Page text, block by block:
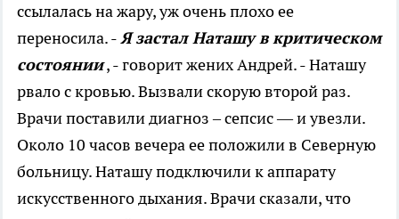
ссылалась на жару, уж очень плохо ее
переносила. -Я застал Наташу в критическом
состоянии, - говорит жених Андрей. - Наташу
рвало с кровью. Вызвали скорую второй раз.
Врачи поставили диагноз – сепсис — и увезли.
Около 10 часов вечера ее положили в Северную
больницу. Наташу подключили к аппарату
искусственного дыхания. Врачи сказали, что